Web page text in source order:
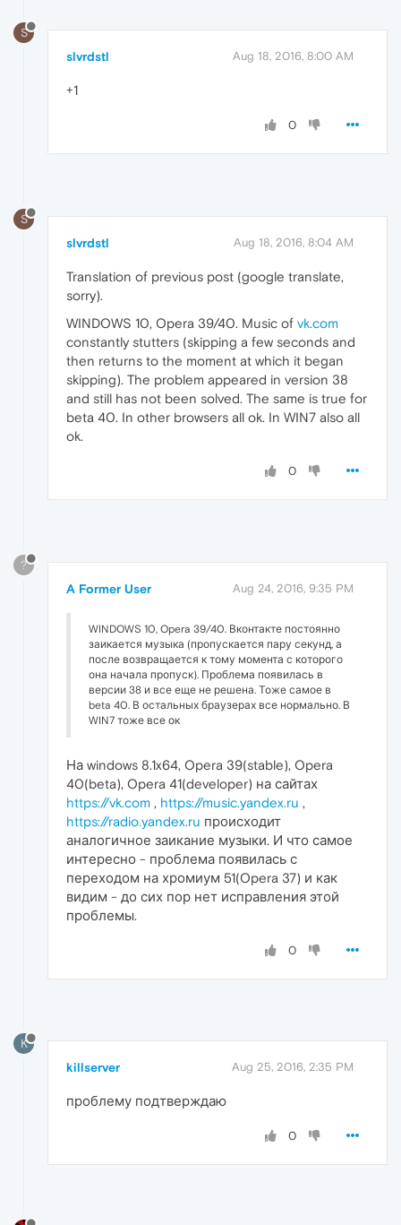
S
slvrdstl Aug 18, 2016, 8:00 AM
+1
0
S
slvrdstl Aug 18, 2016, 8:04 AM
Translation of previous post (google translate,
sorry).
WINDOWS 10, Opera 39/40. Music of vk.com
constantly stutters (skipping a few seconds and
then returns to the moment at which it began
skipping). The problem appeared in version 38
and still has not been solved. The same is true for
beta 40. In other browsers all ok. In WIN7 also all
ok.
0
?
A Former User Aug 24, 2016, 9:35 PM
WINDOWS 10, Opera 39/40. Вконтакте постоянно
заикается музыка (пропускается пару секунд, а
после возвращается к тому момента с которого
она начала пропуск). Проблема появилась в
версии 38 и все еще не решена. Тоже самое в
beta 40. В остальных браузерах все нормально. В
WIN7 тоже все ок
На windows 8.1x64, Opera 39(stable), Opera
40(beta), Opera 41(developer) на сайтах
https://vk.com , https://music.yandex.ru ,
https://radio.yandex.ru происходит
аналогичное заикание музыки. И что самое
интересно - проблема появилась с
переходом на хромиум 51(Opera 37) и как
видим - до сих пор нет исправления этой
проблемы.
0
K
killserver Aug 25, 2016, 2:35 PM
проблему подтверждаю
0